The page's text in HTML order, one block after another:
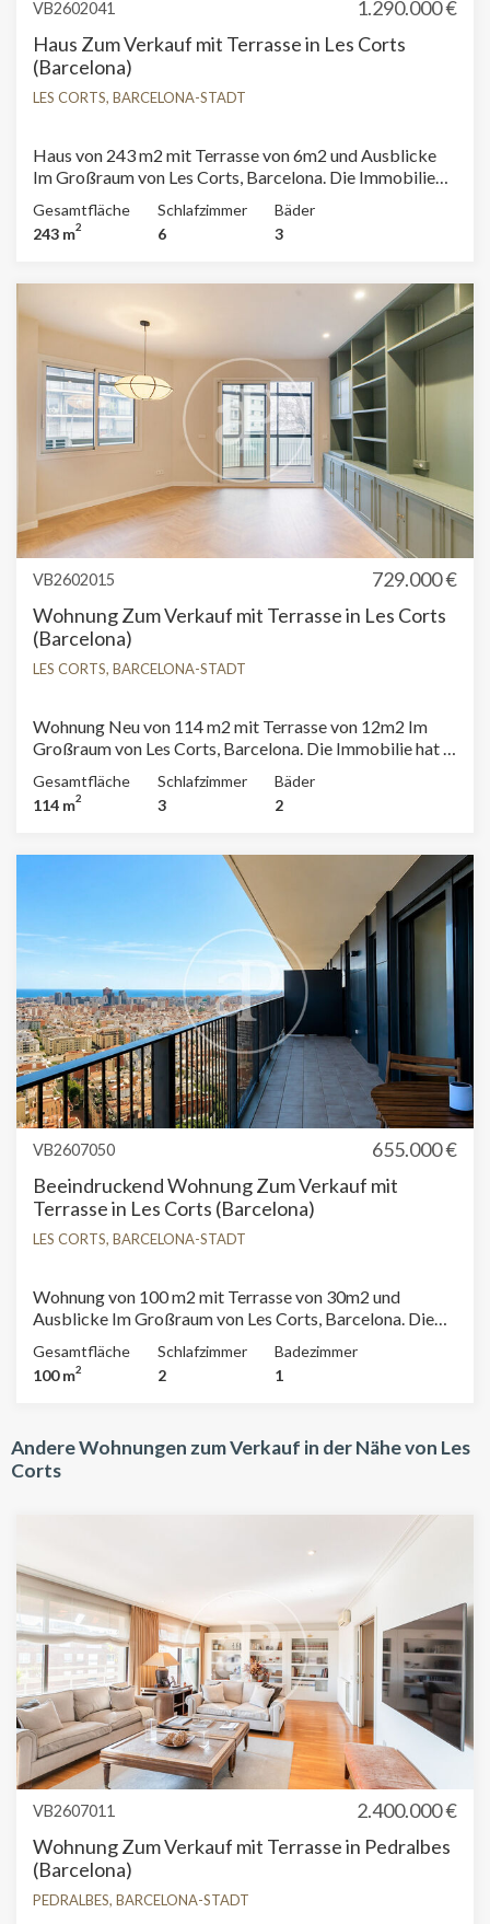
VB2602041
1.290.000 €
Haus Zum Verkauf mit Terrasse in Les Corts
(Barcelona)
LES CORTS, BARCELONA-STADT
Haus von 243 m2 mit Terrasse von 6m2 und Ausblicke
Im Großraum von Les Corts, Barcelona. Die Immobilie
Waschküche, Balkon, Heizung und Pförtner.
Gesamtfläche
243 m2
Schlafzimmer
6
Bäder
3
VB2602015
729.000 €
Wohnung Zum Verkauf mit Terrasse in Les Corts
(Barcelona)
LES CORTS, BARCELONA-STADT
Wohnung Neu von 114 m2 mit Terrasse von 12m2 Im
Großraum von Les Corts, Barcelona. Die Immobilie hat 3
Waschküche, Balkon, Heizung und Pförtner.
Gesamtfläche
114 m2
Schlafzimmer
3
Bäder
2
VB2607050
655.000 €
Beeindruckend Wohnung Zum Verkauf mit
Terrasse in Les Corts (Barcelona)
LES CORTS, BARCELONA-STADT
Wohnung von 100 m2 mit Terrasse von 30m2 und
Ausblicke Im Großraum von Les Corts, Barcelona. Die
Klimaanlage, Einbauschränke, Waschküche, Heizung und
Abstellraum.
Gesamtfläche
100 m2
Schlafzimmer
2
Badezimmer
1
Andere Wohnungen zum Verkauf in der Nähe von Les
Corts
VB2607011
2.400.000 €
Wohnung Zum Verkauf mit Terrasse in Pedralbes
(Barcelona)
PEDRALBES, BARCELONA-STADT